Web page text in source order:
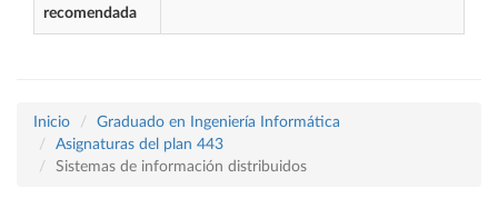
recomendada
Inicio
Graduado en Ingeniería Informática
Asignaturas del plan 443
Sistemas de información distribuidos